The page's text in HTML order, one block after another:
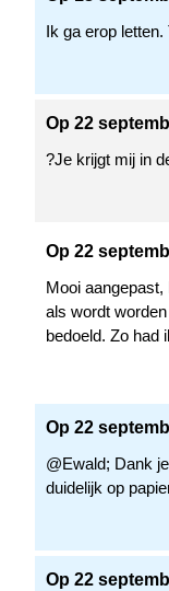
Ik ga erop letten.
Op 22
?Je krijgt mij in
Op 22
Mooi
als wordt
bedoeld. Zo had
Op 22
@Ewald; Dank
duidelijk op
Op 22